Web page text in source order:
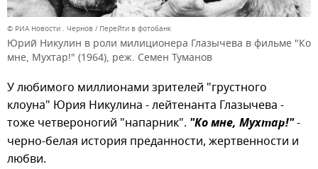
© РИА Новости . Чернов Перейти в фотобанк
Юрий Никулин в роли милиционера Глазычева в фильме "Ко
мне, Мухтар!" (1964), реж. Семен Туманов
У любимого миллионами зрителей "грустного
клоуна" Юрия Никулина - лейтенанта Глазычева -
тоже четвероногий "напарник". "Ко мне, Мухтар!"-
черно-белая история преданности, жертвенности и
любви.